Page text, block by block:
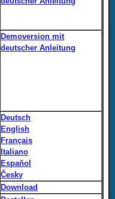
Demoversion mit
deutscher Anleitung
Deutsch
English
Français
Italiano
Español
Česky
Download